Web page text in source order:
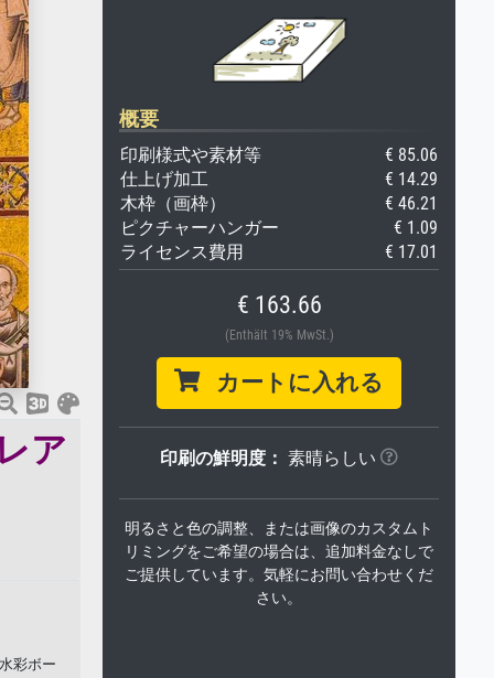
ア
彩ボー
概要
印刷様式や素材等
€ 85.06
仕上げ加工
€ 14.29
木枠（画枠）
€ 46.21
ピクチャーハンガー
€ 1.09
ライセンス費用
€ 17.01
€ 163.66
(Enthält 19% MwSt.)
カートに入れる
印刷の鮮明度： 素晴らしい
明るさと色の調整、または画像のカスタムト
リミングをご希望の場合は、追加料金なしで
ご提供しています。気軽にお問い合わせくだ
さい。